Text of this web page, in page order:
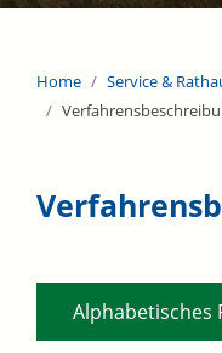
Home Service &
Alphabetisches